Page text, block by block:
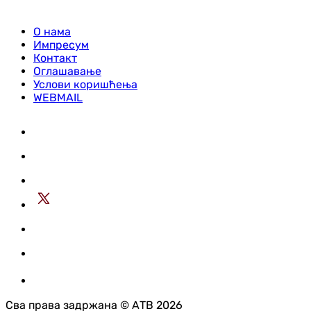
О нама
Импресум
Контакт
Оглашавање
Услови коришћења
WEBMAIL
Сва права задржана © АТВ 2026